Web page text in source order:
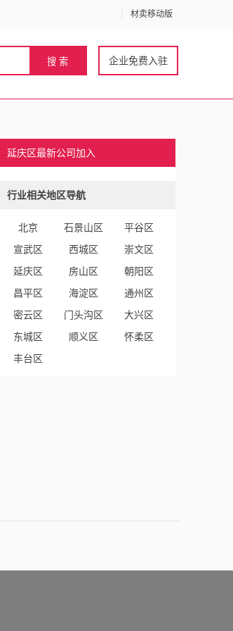
材卖移动版
企业免费入驻
延庆区最新公司加入
行业相关地区导航
北京 石景山区
平谷区
宣武区
西城区
崇文区
延庆区
房山区
朝阳区
昌平区
海淀区
通州区
密云区
门头沟区
大兴区
东城区
顺义区
怀柔区
丰台区